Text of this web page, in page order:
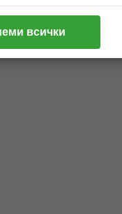
всички